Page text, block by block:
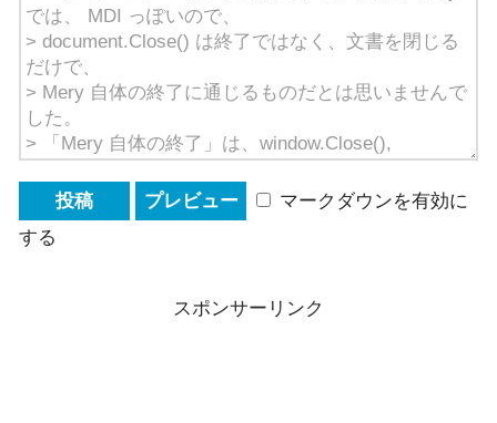
マークダウンを有効に
する
スポンサーリンク